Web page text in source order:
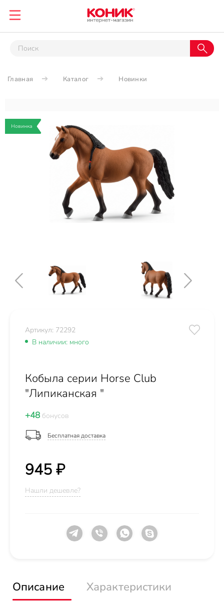
Главная Каталог Новинки
Новинка
Артикул: 72292
В наличии: много
Кобыла серии Horse Club
"Липиканская "
+48 бонусов
Бесплатная доставка
945 ₽
Нашли дешевле?
Описание
Характеристики